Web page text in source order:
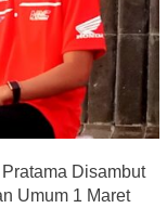
Disambut
Umum 1 Maret